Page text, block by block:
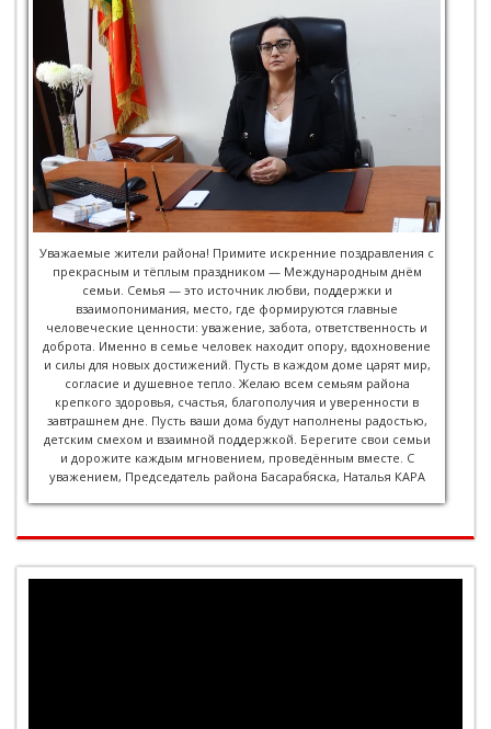
Уважаемые жители района! Примите искренние поздравления с
прекрасным и тёплым праздником — Международным днём
семьи. Семья — это источник любви, поддержки и
взаимопонимания, место, где формируются главные
человеческие ценности: уважение, забота, ответственность и
доброта. Именно в семье человек находит опору, вдохновение
и силы для новых достижений. Пусть в каждом доме царят мир,
согласие и душевное тепло. Желаю всем семьям района
крепкого здоровья, счастья, благополучия и уверенности в
завтрашнем дне. Пусть ваши дома будут наполнены радостью,
детским смехом и взаимной поддержкой. Берегите свои семьи
и дорожите каждым мгновением, проведённым вместе. С
уважением, Председатель района Басарабяска, Наталья КАРА